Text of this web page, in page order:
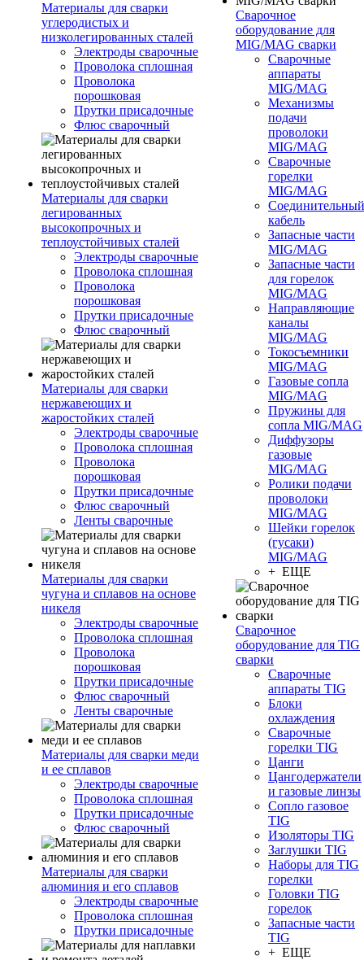
Материалы для сварки
углеродистых и
низколегированных сталей
Электроды сварочные
Проволока сплошная
Проволока
порошковая
Прутки присадочные
Флюс сварочный
Материалы для сварки
легированных
высокопрочных и
теплоустойчивых сталей
Электроды сварочные
Проволока сплошная
Проволока
порошковая
Прутки присадочные
Флюс сварочный
Материалы для сварки
нержавеющих и
жаростойких сталей
Электроды сварочные
Проволока сплошная
Проволока
порошковая
Прутки присадочные
Флюс сварочный
Ленты сварочные
Материалы для сварки
чугуна и сплавов на основе
никеля
Электроды сварочные
Проволока сплошная
Проволока
порошковая
Прутки присадочные
Флюс сварочный
Ленты сварочные
Материалы для сварки меди
и ее сплавов
Электроды сварочные
Проволока сплошная
Прутки присадочные
Флюс сварочный
Материалы для сварки
алюминия и его сплавов
Электроды сварочные
Проволока сплошная
Прутки присадочные
Сварочное
оборудование для
MIG/MAG сварки
Сварочные
аппараты
MIG/MAG
Механизмы
подачи
проволоки
MIG/MAG
Сварочные
горелки
MIG/MAG
Соединительный
кабель
Запасные части
MIG/MAG
Запасные части
для горелок
MIG/MAG
Направляющие
каналы
MIG/MAG
Токосъемники
MIG/MAG
Газовые сопла
MIG/MAG
Пружины для
сопла MIG/MAG
Диффузоры
газовые
MIG/MAG
Ролики подачи
проволоки
MIG/MAG
Шейки горелок
(гусаки)
MIG/MAG
+ ЕЩЕ
Сварочное
оборудование для TIG
сварки
Сварочные
аппараты TIG
Блоки
охлаждения
Сварочные
горелки TIG
Цанги
Цангодержатели
и газовые линзы
Сопло газовое
TIG
Изоляторы TIG
Заглушки TIG
Наборы для TIG
горелки
Головки TIG
горелок
Запасные части
TIG
+ ЕЩЕ